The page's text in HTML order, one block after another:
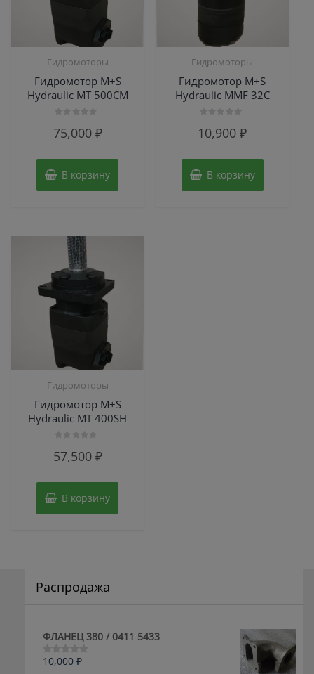
Гидромоторы
Гидромотор M+S
Hydraulic МТ 500СМ
0
75,000 ₽
В корзину
Гидромоторы
Гидромотор M+S
Hydraulic MMF 32C
0
10,900₽
В корзину
Гидромоторы
Гидромотор M+S
Hydraulic МТ 400SH
0
57,500 ₽
В корзину
Распродажа
ФЛАНЕЦ 380 / 0411 5433
Оценка
10,000 ₽